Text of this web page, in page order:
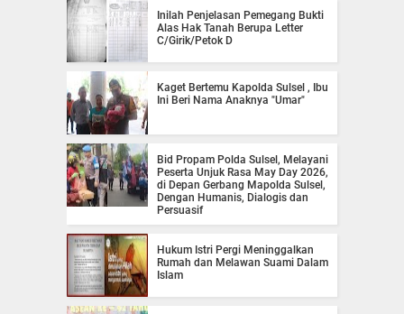
Inilah Penjelasan Pemegang Bukti
Alas Hak Tanah Berupa Letter
C/Girik/Petok D
Kaget Bertemu Kapolda Sulsel , Ibu
Ini Beri Nama Anaknya "Umar"
Bid Propam Polda Sulsel, Melayani
Peserta Unjuk Rasa May Day 2026,
di Depan Gerbang Mapolda Sulsel,
Dengan Humanis, Dialogis dan
Persuasif
Hukum Istri Pergi Meninggalkan
Rumah dan Melawan Suami Dalam
Islam